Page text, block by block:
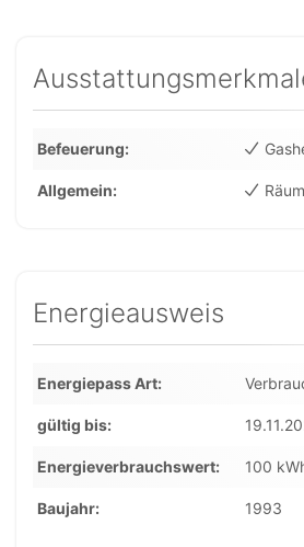
Befeuerung
Allgemein
Energieausweis
Energiepass Art
gültig bis
Energieverbrauchswert 100
Baujahr 1993